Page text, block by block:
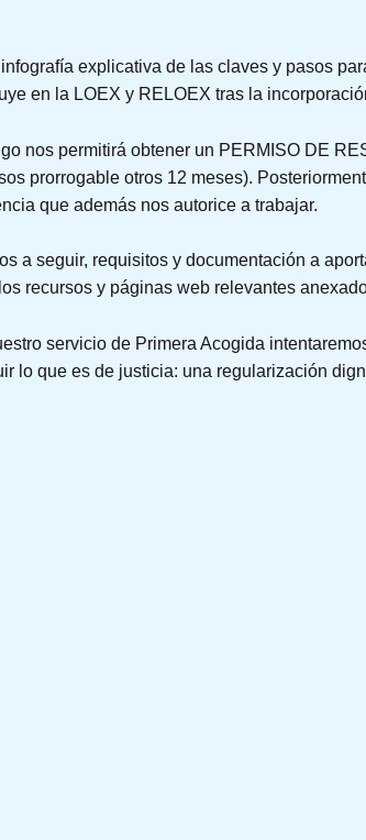
explicativa de las claves y pasos
en la LOEX y RELOEX tras la
nos permitirá obtener un PERMISO DE
prorrogable otros 12 meses).
que además nos autorice a trabajar.
a seguir, requisitos y documentación a
recursos y páginas web relevantes
servicio de Primera Acogida
lo que es de justicia: una regularización